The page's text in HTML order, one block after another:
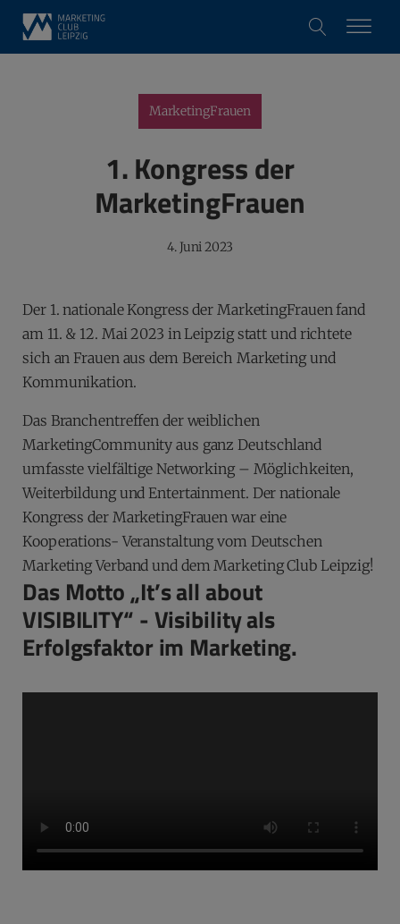
MarketingFrauen
1. Kongress der
MarketingFrauen
4. Juni 2023
Der 1. nationale Kongress der MarketingFrauen fand
am 11. & 12. Mai 2023 in Leipzig statt und richtete
sich an Frauen aus dem Bereich Marketing und
Kommunikation.
Das Branchentreffen der weiblichen
MarketingCommunity aus ganz Deutschland
umfasste vielfältige Networking – Möglichkeiten,
Weiterbildung und Entertainment. Der nationale
Kongress der MarketingFrauen war eine
Kooperations- Veranstaltung vom Deutschen
Marketing Verband und dem Marketing Club Leipzig!
Das Motto „It’s all about
VISIBILITY“ - Visibility als
Erfolgsfaktor im Marketing.